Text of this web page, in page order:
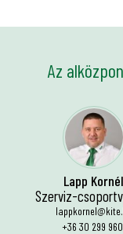
Az
Lapp Kornél
Szerviz-
+36 30 299